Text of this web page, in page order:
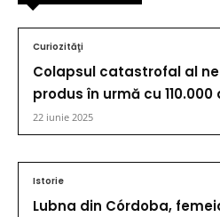
Curiozităţi
Colapsul catastrofal al
produs în urmă cu 110.000
22 iunie 2025
Istorie
Lubna din Córdoba,